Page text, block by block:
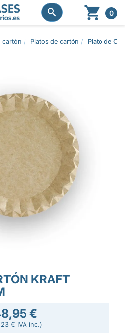

  0
cartón Platos de cartón Plato de
KRAFT
€
€ IVA inc.)